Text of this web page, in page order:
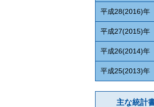
平成28(2016)年
平成27(2015)年
平成26(2014)年
平成25(2013)年
主な統計